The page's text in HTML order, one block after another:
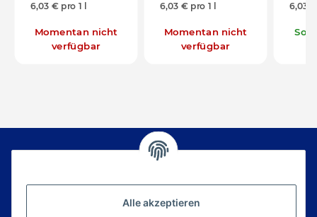
Alle akzeptieren
6,03 € pro 1 l
Momentan nicht
verfügbar
6,03 € pro 1 l
Momentan nicht
verfügbar
6,03
Newsletter Abonnieren
Bitte senden Sie mir entsprechend Ihrer